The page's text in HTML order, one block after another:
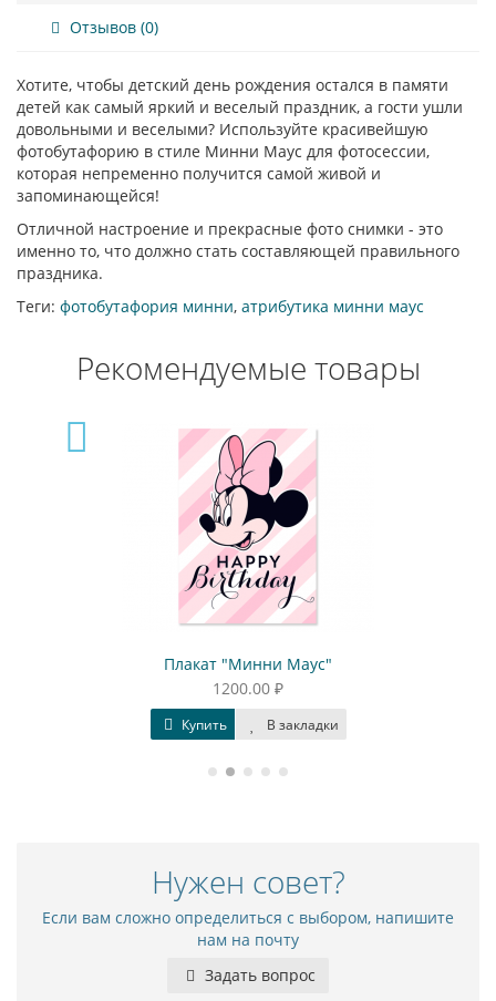
Отзывов (0)
Хотите, чтобы детский день рождения остался в памяти
детей как самый яркий и веселый праздник, а гости ушли
довольными и веселыми? Используйте красивейшую
фотобутафорию в стиле Минни Маус для фотосессии,
которая непременно получится самой живой и
запоминающейся!
Отличной настроение и прекрасные фото снимки - это
именно то, что должно стать составляющей правильного
праздника.
Теги: фотобутафория минни, атрибутика минни маус
Рекомендуемые товары
Плакат "Минни Маус"
1200.00 ₽
Купить В закладки
Нужен совет?
Если вам сложно определиться с выбором, напишите
нам на почту
Задать вопрос